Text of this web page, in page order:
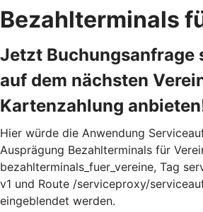
Bezahlterminals
Jetzt Buchungsanfrage
auf dem nächsten
Kartenzahlung
Hier würde die Anwendung
Ausprägung Bezahlterminals für
bezahlterminals_fuer_vereine, Tag
v1 und Route /serviceproxy/
eingeblendet werden.